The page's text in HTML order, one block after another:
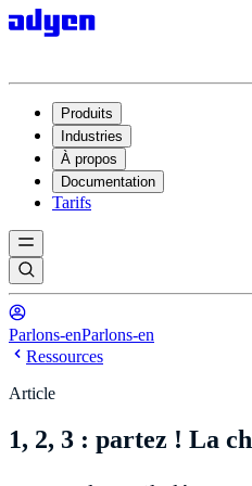
Produits
Industries
À propos
Documentation
Tarifs
Parlons-enParlons-en
Ressources
Article
1, 2, 3 : partez ! La